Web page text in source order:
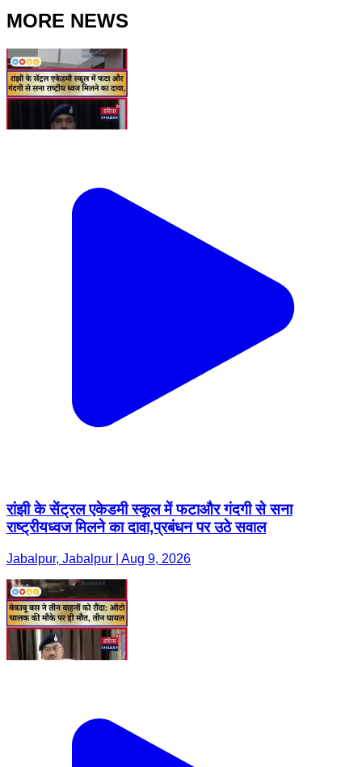
MORE NEWS
रांझी के सेंट्रल एकेडमी स्कूल में फटाऔर गंदगी से सना
राष्ट्रीयध्वज मिलने का दावा,प्रबंधन पर उठे सवाल
Jabalpur, Jabalpur | Aug 9, 2026